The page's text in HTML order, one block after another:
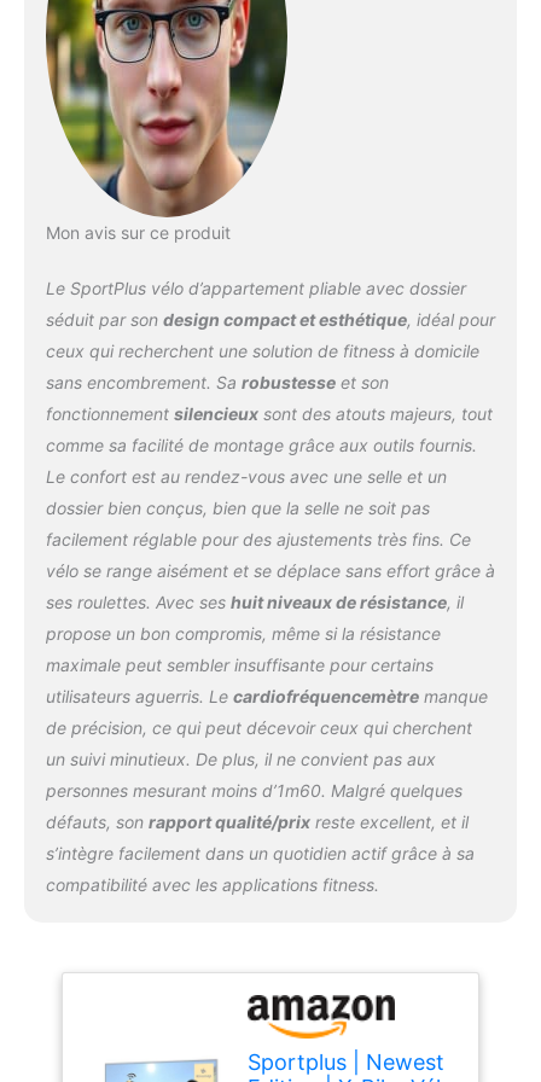
l'inclinaison de l'assise
adaptées permettent un
entraînement confortable.
La selle souple de haute
qualité et confortable
offre un confort maximal,
pour la maison dispose
magnétique très
silencieux qui permet un
entraînement cardio fluide
et silencieux. Grâce à ses
8 niveaux de résistance,
le vélo d'entraînement
peut être adapté aux
exigences individuelles.
SÉCURITÉ &
STABILITÉ - Les vélos
d'appartement sont
soumis à une série de
tests et de procédures
de contrôle afin de
garantir une sécurité et
une stabilité optimales.
Nous tenons compte de
tous les groupes cibles,
tels que les débutants,
les seniors et les
COMPUTATEUR AVEC
CONNEXION SANS FIL -
ton entraînement encore
plus varié. Tu peux y
coupler une ceinture
pectorale ou connecter
Mon avis sur ce produit
Le SportPlus vélo d’appartement pliable avec dossier
séduit par son design compact et esthétique, idéal pour
ceux qui recherchent une solution de fitness à domicile
sans encombrement. Sa robustesseet son
fonctionnement silencieuxsont des atouts majeurs, tout
comme sa facilité de montage grâce aux outils fournis.
Le confort est au rendez-vous avec une selle et un
dossier bien conçus, bien que la selle ne soit pas
facilement réglable pour des ajustements très fins. Ce
vélo se range aisément et se déplace sans effort grâce à
ses roulettes. Avec ses huit niveaux de résistance, il
propose un bon compromis, même si la résistance
maximale peut sembler insuffisante pour certains
utilisateurs aguerris. Le cardiofréquencemètremanque
de précision, ce qui peut décevoir ceux qui cherchent
un suivi minutieux. De plus, il ne convient pas aux
personnes mesurant moins d’1m60. Malgré quelques
défauts, son rapport qualité/prixreste excellent, et il
s’intègre facilement dans un quotidien actif grâce à sa
compatibilité avec les applications fitness.
Sportplus | Newest